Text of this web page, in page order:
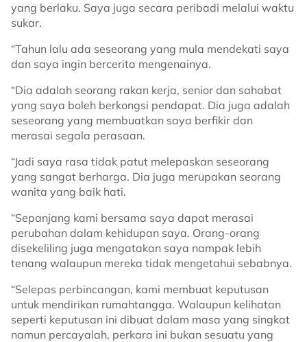
yang berlaku. Saya juga secara peribadi melalui waktu
sukar.
“Tahun lalu ada seseorang yang mula mendekati saya
dan saya ingin bercerita mengenainya.
“Dia adalah seorang rakan kerja, senior dan sahabat
yang saya boleh berkongsi pendapat. Dia juga adalah
seseorang yang membuatkan saya berfikir dan
merasai segala perasaan.
“Jadi saya rasa tidak patut melepaskan seseorang
yang sangat berharga. Dia juga merupakan seorang
wanita yang baik hati.
“Sepanjang kami bersama saya dapat merasai
perubahan dalam kehidupan saya. Orang-orang
disekeliling juga mengatakan saya nampak lebih
tenang walaupun mereka tidak mengetahui sebabnya.
“Selepas perbincangan, kami membuat keputusan
untuk mendirikan rumahtangga. Walaupun kelihatan
seperti keputusan ini dibuat dalam masa yang singkat
namun percayalah, perkara ini bukan sesuatu yang